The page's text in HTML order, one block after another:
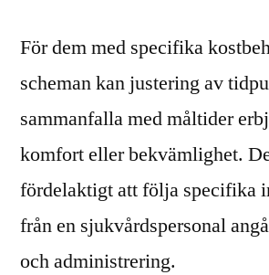
För dem med specifika
scheman kan justering av
sammanfalla med måltider
komfort eller bekvämlighet.
fördelaktigt att följa specifika
från en sjukvårdspersonal
och administrering.